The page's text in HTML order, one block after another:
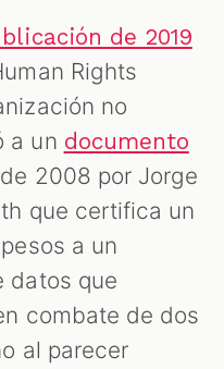
de 2019
Rights
no
a un documento
2008 por Jorge
que certifica un
a un
datos que
combate de dos
al parecer